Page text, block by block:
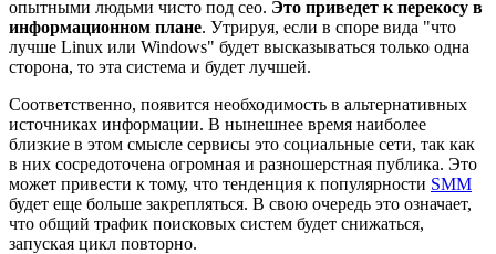
опытными людьми чисто под сео. Это приведет к перекосу в
информационном плане. Утрируя, если в споре вида "что
лучше Linux или Windows" будет высказываться только одна
сторона, то эта система и будет лучшей.
Соответственно, появится необходимость в альтернативных
источниках информации. В нынешнее время наиболее
близкие в этом смысле сервисы это социальные сети, так как
в них сосредоточена огромная и разношерстная публика. Это
может привести к тому, что тенденция к популярности SMM
будет еще больше закрепляться. В свою очередь это означает,
что общий трафик поисковых систем будет снижаться,
запуская цикл повторно.